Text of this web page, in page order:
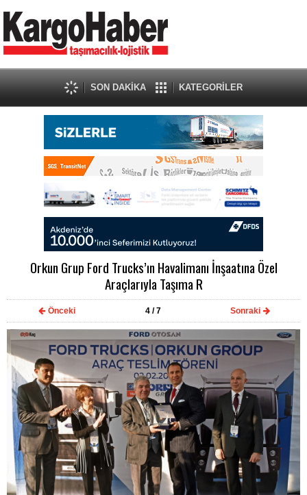
SON DAKİKA KATEGORİLER
Orkun Grup Ford Trucks’ın Havalimanı İnşaatına Özel
Araçlarıyla Taşıma R
Önceki 4 / 7 Sonraki